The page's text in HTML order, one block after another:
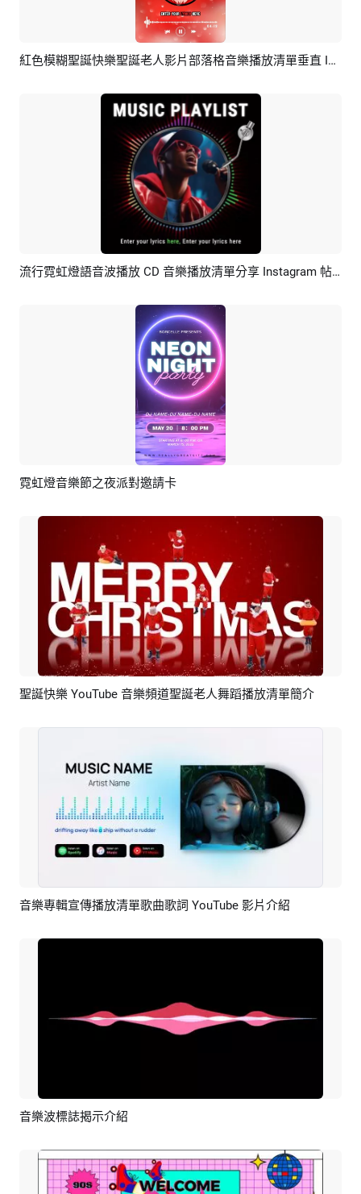
預覽 AI剪同款 紅色模糊聖誕快樂聖誕老人影片部落格音樂播放清單垂直 Instagram 故事
預覽 AI剪同款 流行霓虹燈語音波播放 CD 音樂播放清單分享 Instagram 帖子
預覽
霓虹燈音樂節之夜派對邀請卡
預覽 編輯
聖誕快樂 YouTube 音樂頻道聖誕老人舞蹈播放清單簡介
預覽 AI剪同款
音樂專輯宣傳播放清單歌曲歌詞 YouTube 影片介紹
音樂波標誌揭示介紹